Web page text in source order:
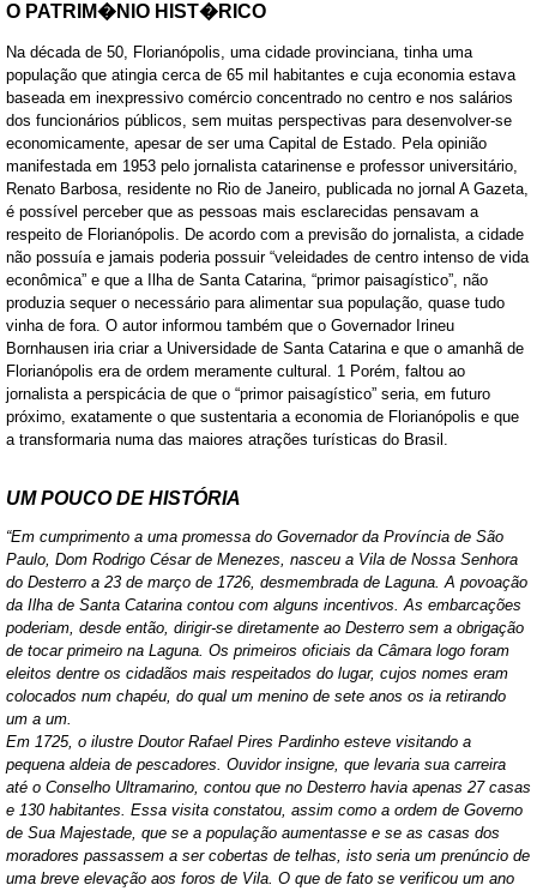
O PATRIM�NIO HIST�RICO
Na década de 50, Florianópolis, uma cidade provinciana, tinha uma
população que atingia cerca de 65 mil habitantes e cuja economia estava
baseada em inexpressivo comércio concentrado no centro e nos salários
dos funcionários públicos, sem muitas perspectivas para desenvolver-se
economicamente, apesar de ser uma Capital de Estado. Pela opinião
manifestada em 1953 pelo jornalista catarinense e professor universitário,
Renato Barbosa, residente no Rio de Janeiro, publicada no jornal A Gazeta,
é possível perceber que as pessoas mais esclarecidas pensavam a
respeito de Florianópolis. De acordo com a previsão do jornalista, a cidade
não possuía e jamais poderia possuir “veleidades de centro intenso de vida
econômica” e que a Ilha de Santa Catarina, “primor paisagístico”, não
produzia sequer o necessário para alimentar sua população, quase tudo
vinha de fora. O autor informou também que o Governador Irineu
Bornhausen iria criar a Universidade de Santa Catarina e que o amanhã de
Florianópolis era de ordem meramente cultural. 1 Porém, faltou ao
jornalista a perspicácia de que o “primor paisagístico” seria, em futuro
próximo, exatamente o que sustentaria a economia de Florianópolis e que
a transformaria numa das maiores atrações turísticas do Brasil.
UM POUCO DE HISTÓRIA
“Em cumprimento a uma promessa do Governador da Província de São
Paulo, Dom Rodrigo César de Menezes, nasceu a Vila de Nossa Senhora
do Desterro a 23 de março de 1726, desmembrada de Laguna. A povoação
da Ilha de Santa Catarina contou com alguns incentivos. As embarcações
poderiam, desde então, dirigir-se diretamente ao Desterro sem a obrigação
de tocar primeiro na Laguna. Os primeiros oficiais da Câmara logo foram
eleitos dentre os cidadãos mais respeitados do lugar, cujos nomes eram
colocados num chapéu, do qual um menino de sete anos os ia retirando
um a um.
Em 1725, o ilustre Doutor Rafael Pires Pardinho esteve visitando a
pequena aldeia de pescadores. Ouvidor insigne, que levaria sua carreira
até o Conselho Ultramarino, contou que no Desterro havia apenas 27 casas
e 130 habitantes. Essa visita constatou, assim como a ordem de Governo
de Sua Majestade, que se a população aumentasse e se as casas dos
moradores passassem a ser cobertas de telhas, isto seria um prenúncio de
uma breve elevação aos foros de Vila. O que de fato se verificou um ano